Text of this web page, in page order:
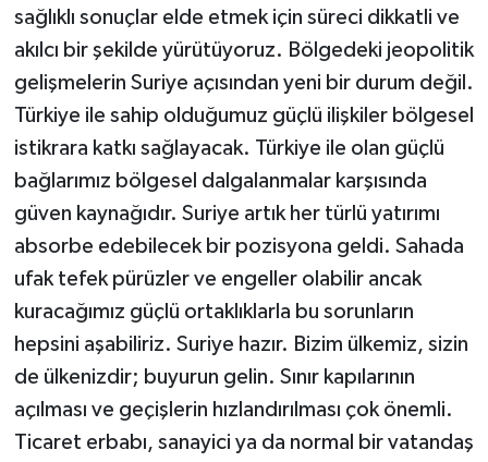
sağlıklı sonuçlar elde etmek için süreci dikkatli ve
akılcı bir şekilde yürütüyoruz. Bölgedeki jeopolitik
gelişmelerin Suriye açısından yeni bir durum değil.
Türkiye ile sahip olduğumuz güçlü ilişkiler bölgesel
istikrara katkı sağlayacak. Türkiye ile olan güçlü
bağlarımız bölgesel dalgalanmalar karşısında
güven kaynağıdır. Suriye artık her türlü yatırımı
absorbe edebilecek bir pozisyona geldi. Sahada
ufak tefek pürüzler ve engeller olabilir ancak
kuracağımız güçlü ortaklıklarla bu sorunların
hepsini aşabiliriz. Suriye hazır. Bizim ülkemiz, sizin
de ülkenizdir; buyurun gelin. Sınır kapılarının
açılması ve geçişlerin hızlandırılması çok önemli.
Ticaret erbabı, sanayici ya da normal bir vatandaş